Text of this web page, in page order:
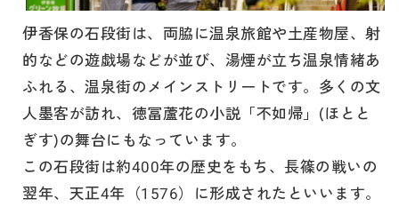
伊香保の石段街は、両脇に温泉旅館や土産物屋、射
的などの遊戯場などが並び、湯煙が立ち温泉情緒あ
ふれる、温泉街のメインストリートです。多くの文
人墨客が訪れ、徳冨蘆花の小説「不如帰」(ほとと
ぎす)の舞台にもなっています。
この石段街は約400年の歴史をもち、長篠の戦いの
翌年、天正4年（1576）に形成されたといいます。